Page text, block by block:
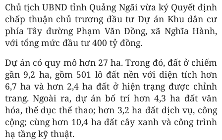
Chủ tịch UBND tỉnh Quảng Ngãi vừa ký Quyết định
chấp thuận chủ trương đầu tư Dự án Khu dân cư
phía Tây đường Phạm Văn Đồng, xã Nghĩa Hành,
với tổng mức đầu tư 400 tỷ đồng.
Dự án có quy mô hơn 27 ha. Trong đó, đất ở chiếm
gần 9,2 ha, gồm 501 lô đất nền với diện tích hơn
6,7 ha và hơn 2,4 ha đất ở hiện trạng được chỉnh
trang. Ngoài ra, dự án bố trí hơn 4,3 ha đất văn
hóa, thể dục thể thao; hơn 3,2 ha đất dịch vụ, công
cộng; cùng hơn 10,4 ha đất cây xanh và công trình
hạ tầng kỹ thuật.